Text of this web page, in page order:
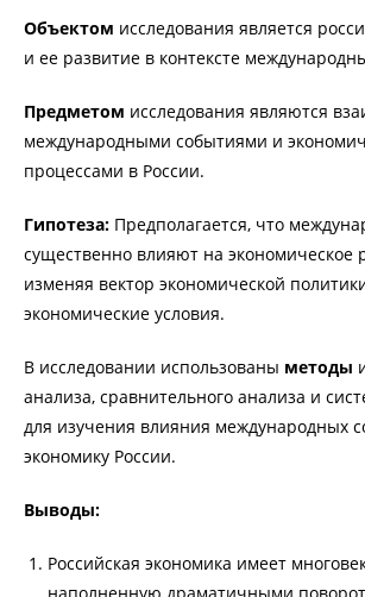
Объектом исследования является
и ее развитие в контексте
Предметом исследования являются
международными событиями и
процессами в России.
Гипотеза: Предполагается, что
существенно влияют на экономическое
изменяя вектор экономической
экономические условия.
В исследовании использованы методы
анализа, сравнительного анализа и
для изучения влияния международных
экономику России.
Выводы:
Российская экономика имеет
наполненную драматичными